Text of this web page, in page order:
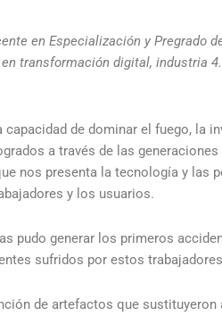
en Especialización y Pregrado
transformación digital, industria
de dominar el fuego, la
a través de las
nos presenta la tecnología y las
y los usuarios.
pudo generar los primeros
sufridos por estos
de artefactos que sustituyeron